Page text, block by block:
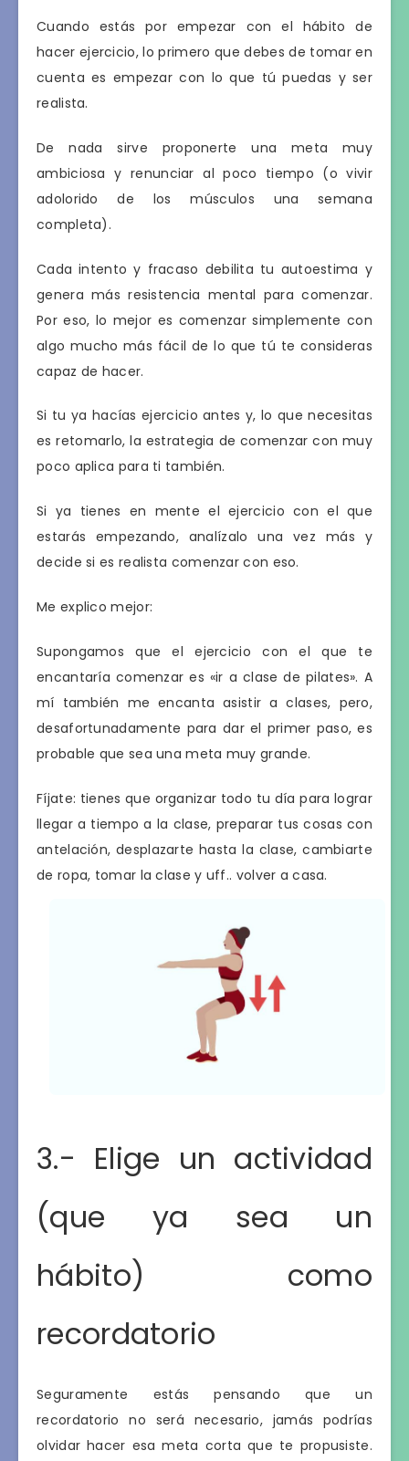
Cuando estás por empezar con el hábito de
hacer ejercicio, lo primero que debes de tomar en
cuenta es empezar con lo que tú puedas y ser
realista.
De nada sirve proponerte una meta muy
ambiciosa y renunciar al poco tiempo (o vivir
adolorido de los músculos una semana
completa).
Cada intento y fracaso debilita tu autoestima y
genera más resistencia mental para comenzar.
Por eso, lo mejor es comenzar simplemente con
algo mucho más fácil de lo que tú te consideras
capaz de hacer.
Si tu ya hacías ejercicio antes y, lo que necesitas
es retomarlo, la estrategia de comenzar con muy
poco aplica para ti también.
Si ya tienes en mente el ejercicio con el que
estarás empezando, analízalo una vez más y
decide si es realista comenzar con eso.
Me explico mejor:
Supongamos que el ejercicio con el que te
encantaría comenzar es «ir a clase de pilates». A
mí también me encanta asistir a clases, pero,
desafortunadamente para dar el primer paso, es
probable que sea una meta muy grande.
Fíjate: tienes que organizar todo tu día para lograr
llegar a tiempo a la clase, preparar tus cosas con
antelación, desplazarte hasta la clase, cambiarte
de ropa, tomar la clase y uff.. volver a casa.
3.- Elige un actividad
(que ya sea un
hábito) como
recordatorio
Seguramente estás pensando que un
recordatorio no será necesario, jamás podrías
olvidar hacer esa meta corta que te propusiste.